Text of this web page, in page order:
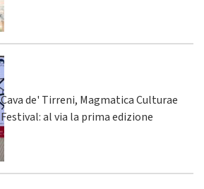
Cava de' Tirreni, Magmatica Culturae
Festival: al via la prima edizione